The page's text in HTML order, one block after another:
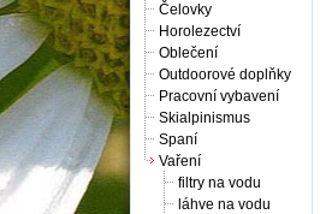
Čelovky
Horolezectví
Oblečení
Outdoorové doplňky
Pracovní vybavení
Skialpinismus
Spaní
Vaření
filtry na vodu
láhve na vodu